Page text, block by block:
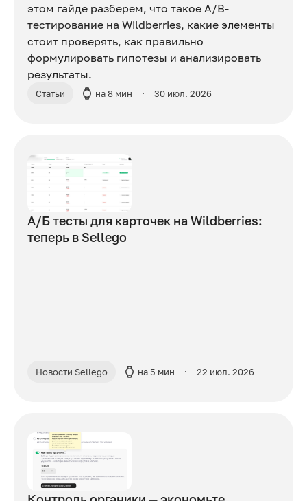
этом гайде разберем, что такое A/B-
тестирование на Wildberries, какие элементы
стоит проверять, как правильно
формулировать гипотезы и анализировать
результаты.
Статьи на 8 мин 30 июл. 2026
А/Б тесты для карточек на Wildberries:
теперь в Sellego
Новости Sellego на 5 мин 22 июл. 2026